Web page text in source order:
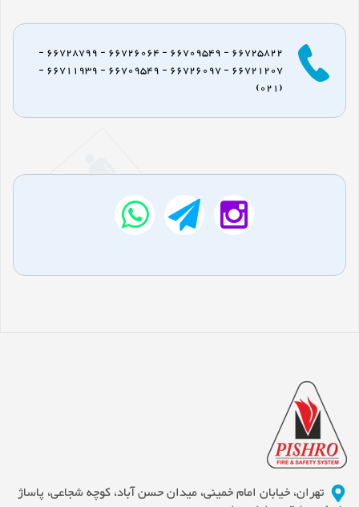
66725822 - 66709549 - 66726064 - 66728799 -
66721207 - 66726097 - 66709549 - 66711939 -
(021)
تهران، خیابان امام خمینی، میدان حسن آباد، کوچه شجاعی، پاساژ